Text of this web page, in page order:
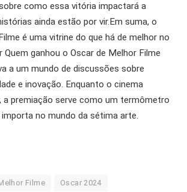
como essa vitória impactará a
ainda estão por vir.Em suma, o
é uma vitrine do que há de melhor no
Quem ganhou o Oscar de Melhor Filme
a um mundo de discussões sobre
e inovação. Enquanto o cinema
a premiação serve como um termômetro
no mundo da sétima arte.
Filme Oscar 2024